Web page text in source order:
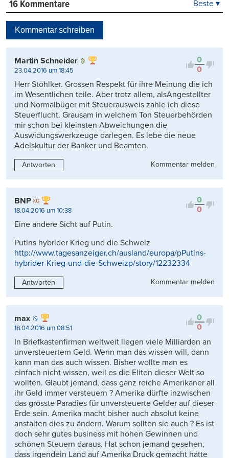
16 Kommentare
Kontrovers
Beste ▾
Kommentar schreiben
0
0
Martin Schneider
23.04.2016 um 18:45
Herr Stöhlker. Grossen Respekt für ihre Meinung die ich
im Wesentlichen teile. Aber trotz allem, alsAngestellter
und Normalbüger mit Steuerausweis zahle ich diese
Steuerflucht. Grausam in welchem Ton Steuerbehörden
mir schon bei kleinsten Abweichungen die
Auswidungswerkzeuge darlegen. Es lebe die neue
Adelskultur der Banker und Beamten.
Antworten Kommentar melden
0
0
BNP
18.04.2016 um 10:38
Eine andere Sicht auf Putin.
Putins hybrider Krieg und die Schweiz
http://www.tagesanzeiger.ch/ausland/europa/pPutins-
hybrider-Krieg-und-die-Schweizp/story/12232334
Antworten Kommentar melden
0
0
max
18.04.2016 um 08:51
In Briefkastenfirmen weltweit liegen viele Milliarden an
unversteuertem Geld. Wenn man das wissen will, dann
kann man das auch wissen. Bisher wollte man es
einfach nicht wissen, weil es die Eliten dieser Welt so
wollten. Glaubt jemand, dass ganz reiche Amerikaner all
ihr Geld immer versteuern ? Amerika dürfte inzwischen
das grösste Paradies für unversteuerte Gelder auf dieser
Erde sein. Amerika macht bisher auch absolut keine
anstalten dies zu ändern. Warum sollten sie auch ? Es ist
doch sehr gutes business mit hohen Gewinnen und
schönen Steuern daraus. Hat schon jemand gesehen,
dass irgendein Land auf Amerika Druck gemacht hätte